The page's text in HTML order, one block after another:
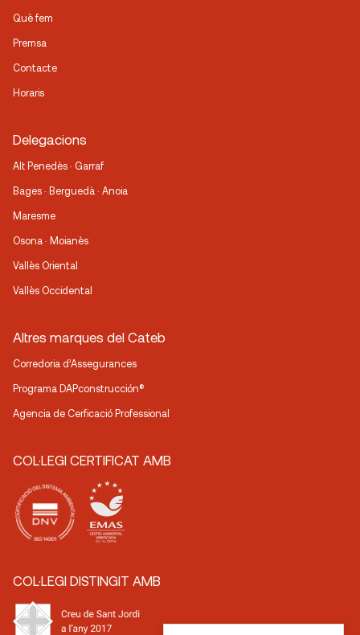
Què fem
Premsa
Contacte
Horaris
Delegacions
Alt Penedès · Garraf
Bages · Berguedà · Anoia
Maresme
Osona · Moianès
Vallès Oriental
Vallès Occidental
Altres marques del Cateb
Corredoria d’Assegurances
Programa DAPconstrucción®
Agencia de Cerficació Professional
COL·LEGI CERTIFICAT AMB
COL·LEGI DISTINGIT AMB